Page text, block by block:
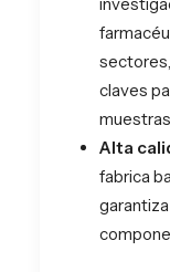
claves
Alta
fabrica